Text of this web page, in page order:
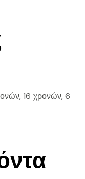
,16 χρονών,6